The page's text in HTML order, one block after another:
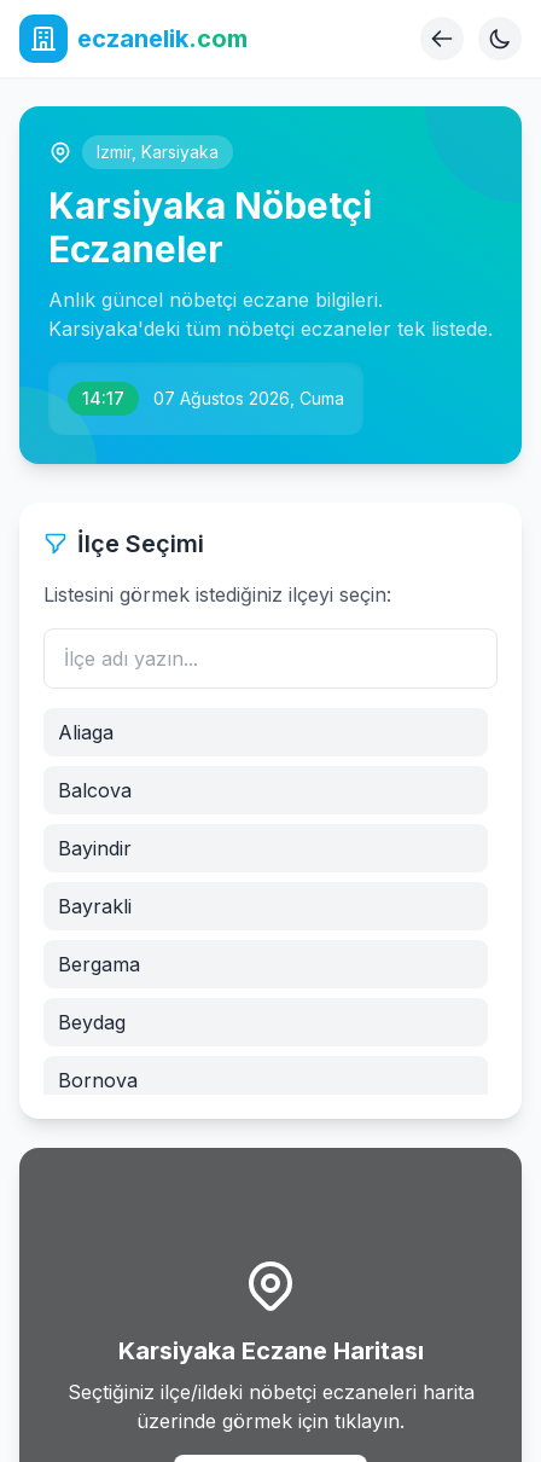
eczanelik.com
Izmir, Karsiyaka
Karsiyaka Nöbetçi
Eczaneler
Anlık güncel nöbetçi eczane bilgileri.
Karsiyaka'deki tüm nöbetçi eczaneler tek listede.
14:17 07 Ağustos 2026, Cuma
İlçe Seçimi
Listesini görmek istediğiniz ilçeyi seçin:
Aliaga
Balcova
Bayindir
Bayrakli
Bergama
Beydag
Bornova
Karsiyaka Eczane Haritası
Seçtiğiniz ilçe/ildeki nöbetçi eczaneleri harita
üzerinde görmek için tıklayın.